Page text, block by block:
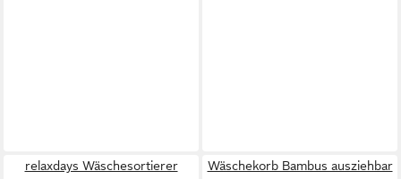
relaxdays Wäschesortierer
Wäschekorb Bambus ausziehbar